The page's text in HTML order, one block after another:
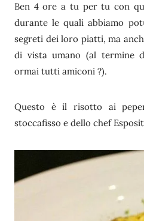
Ben 4 ore a tu per tu con
durante le quali abbiamo
segreti dei loro piatti, ma
di vista umano (al termine
ormai tutti amiconi ?).
Questo è il risotto ai
stoccafisso e dello chef